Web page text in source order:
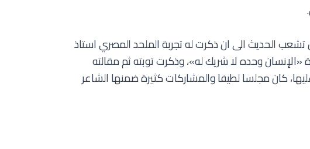
تشعب الحديث الى ان ذكرت له تجربة الملحد المصري استاذ
وحده لا شريك له»، وذكرت توبته ثم مقالته
كان مجلسا لطيفا والمشاركات كثيرة ضمنها الشاعر